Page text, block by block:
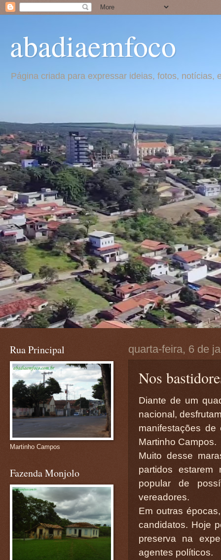
abadiaemfoco
Página criada para expressar ideias, fotos,
quarta-feira, 6 de
Nos
Diante de um
nacional,
manifestações
Martinho Campos.
Muito desse
partidos
popular de
vereadores.
Em outras
candidatos. Hoje
preserva na
agentes políticos.
Rua Principal
Martinho Campos
Fazenda Monjolo